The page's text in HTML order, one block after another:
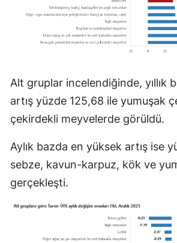
Alt gruplar incelendiğinde, yıllık
artış yüzde 125,68 ile yumuşak
çekirdekli meyvelerde görüldü.
Aylık bazda en yüksek artış ise
sebze, kavun-karpuz, kök ve
gerçekleşti.